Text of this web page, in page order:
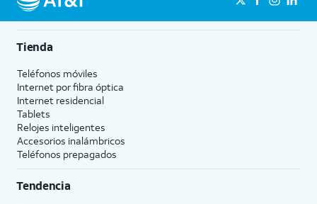
Tienda
Teléfonos móviles
Internet por fibra óptica
Internet residencial
Tablets
Relojes inteligentes
Accesorios inalámbricos
Teléfonos prepagados
Tendencia